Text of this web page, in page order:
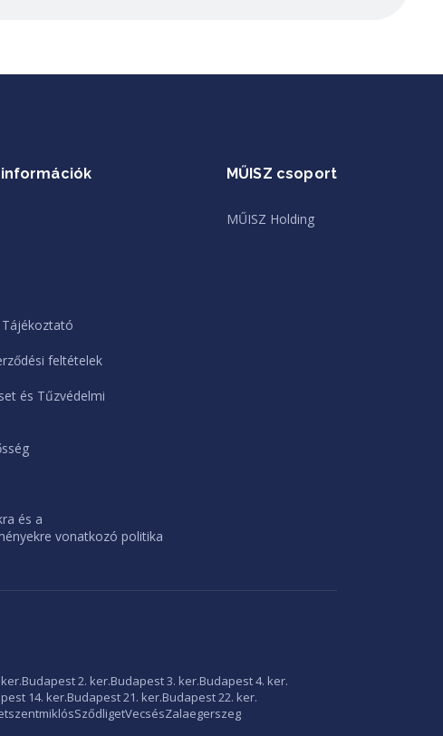
feltételek
és Tűzvédelmi
és a
vonatkozó politika
MŰISZ csoport
MŰISZ Holding
Budapest 2. ker.Budapest 3. ker.Budapest 4. ker.
14. ker.Budapest 21. ker.Budapest 22. ker.
SződligetVecsésZalaegerszeg